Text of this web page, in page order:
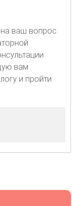
ваш вопрос
вам
и пройти